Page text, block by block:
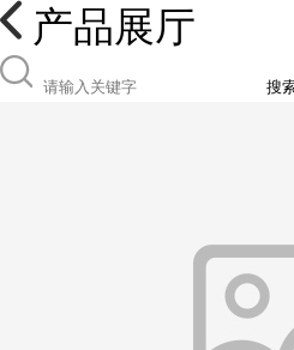
产品展厅
搜